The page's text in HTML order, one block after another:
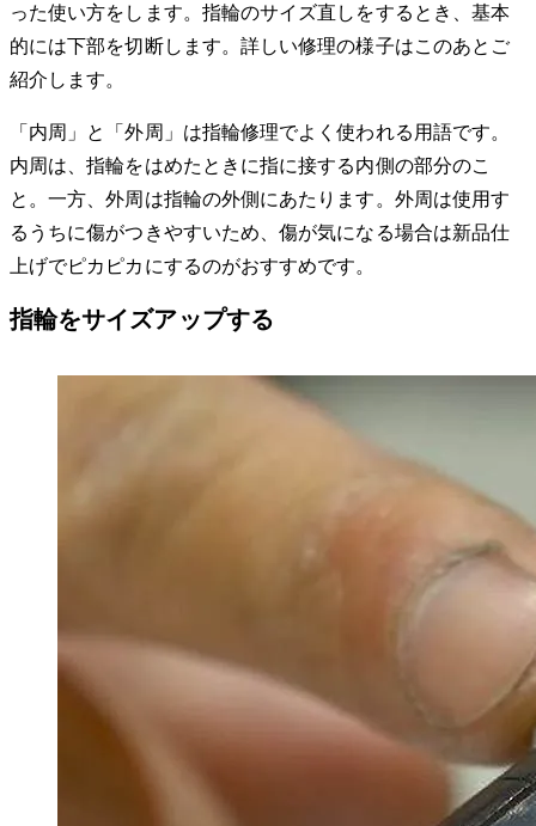
った使い方をします。指輪のサイズ直しをするとき、基本
的には下部を切断します。詳しい修理の様子はこのあとご
紹介します。
「内周」と「外周」は指輪修理でよく使われる用語です。
内周は、指輪をはめたときに指に接する内側の部分のこ
と。一方、外周は指輪の外側にあたります。外周は使用す
るうちに傷がつきやすいため、傷が気になる場合は新品仕
上げでピカピカにするのがおすすめです。
指輪をサイズアップする